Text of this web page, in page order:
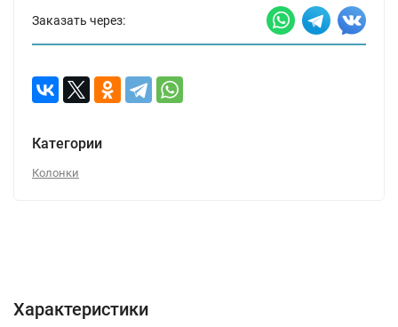
Заказать через:
Категории
Колонки
Характеристики